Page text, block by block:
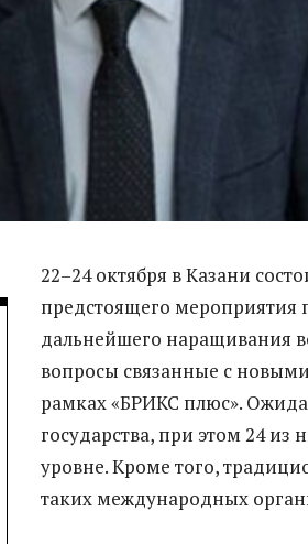
22–24 октября в Казани
предстоящего мероприятия
дальнейшего наращивания
вопросы связанные с
рамках «БРИКС плюс».
государства, при этом 24
уровне. Кроме того,
таких международных